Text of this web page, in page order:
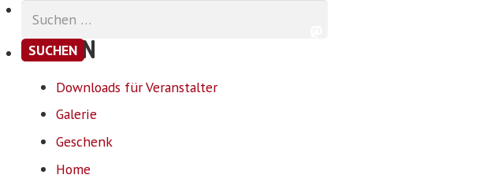
nach:
SEITEN
Downloads für Veranstalter
Galerie
Geschenk
Home